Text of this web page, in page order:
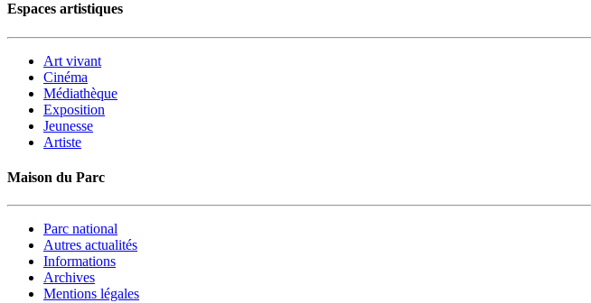
Espaces artistiques
Art vivant
Cinéma
Médiathèque
Exposition
Jeunesse
Artiste
Maison du Parc
Parc national
Autres actualités
Informations
Archives
Mentions légales